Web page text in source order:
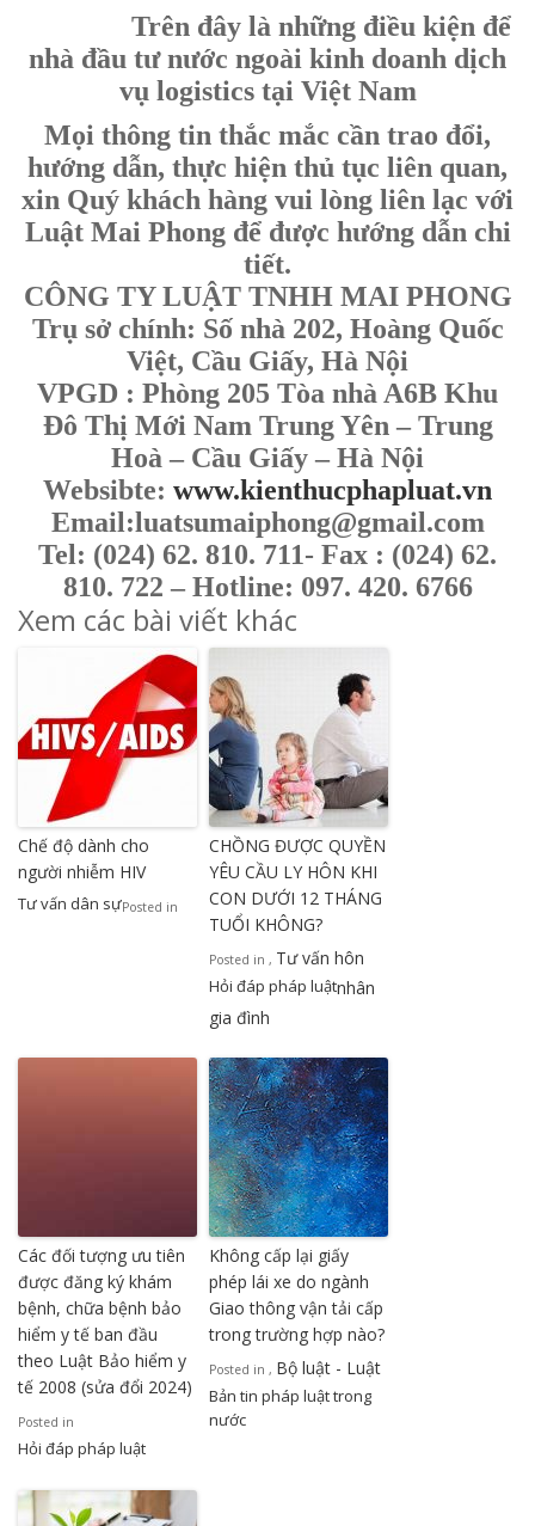
Trên đây là những điều kiện để
nhà đầu tư nước ngoài kinh doanh dịch
vụ logistics tại Việt Nam
Mọi thông tin thắc mắc cần trao đổi,
hướng dẫn, thực hiện thủ tục liên quan,
xin Quý khách hàng vui lòng liên lạc với
Luật Mai Phong để được hướng dẫn chi
tiết.
CÔNG TY LUẬT TNHH MAI PHONG
Trụ sở chính: Số nhà 202, Hoàng Quốc
Việt, Cầu Giấy, Hà Nội
VPGD : Phòng 205 Tòa nhà A6B Khu
Đô Thị Mới Nam Trung Yên – Trung
Hoà – Cầu Giấy – Hà Nội
Websibte: www.kienthucphapluat.vn
Email:luatsumaiphong@gmail.com
Tel: (024) 62. 810. 711- Fax : (024) 62.
810. 722 – Hotline: 097. 420. 6766
Xem các bài viết khác
Chế độ dành cho
người nhiễm HIV
Posted in
Tư vấn dân sự
CHỒNG ĐƯỢC QUYỀN
YÊU CẦU LY HÔN KHI
CON DƯỚI 12 THÁNG
TUỔI KHÔNG?
Posted in
Hỏi đáp pháp luật
, Tư vấn hôn
nhân
gia đình
Các đối tượng ưu tiên
được đăng ký khám
bệnh, chữa bệnh bảo
hiểm y tế ban đầu
theo Luật Bảo hiểm y
tế 2008 (sửa đổi 2024)
Posted in
Hỏi đáp pháp luật
Không cấp lại giấy
phép lái xe do ngành
Giao thông vận tải cấp
trong trường hợp nào?
Posted in
Bản tin pháp luật trong
nước
, Bộ luật - Luật